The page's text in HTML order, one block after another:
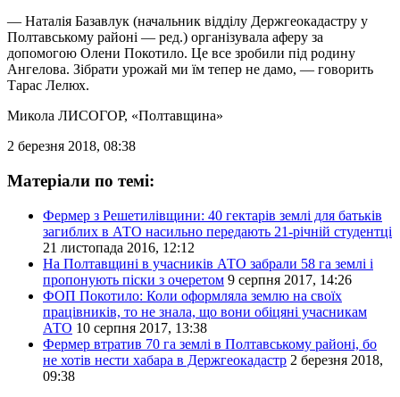
— Наталія Базавлук (начальник відділу Держгеокадастру у
Полтавському районі — ред.) організувала аферу за
допомогою Олени Покотило. Це все зробили під родину
Ангелова. Зібрати урожай ми їм тепер не дамо, — говорить
Тарас Лелюх.
Микола ЛИСОГОР, «Полтавщина»
2 березня 2018, 08:38
Матеріали по темі:
Фермер з Решетилівщини: 40 гектарів землі для батьків
загиблих в АТО насильно передають 21-річній студентці
21 листопада 2016, 12:12
На Полтавщині в учасників АТО забрали 58 га землі і
пропонують піски з очеретом 9 серпня 2017, 14:26
ФОП Покотило: Коли оформляла землю на своїх
працівників, то не знала, що вони обіцяні учасникам
АТО 10 серпня 2017, 13:38
Фермер втратив 70 га землі в Полтавському районі, бо
не хотів нести хабара в Держгеокадастр 2 березня 2018,
09:38